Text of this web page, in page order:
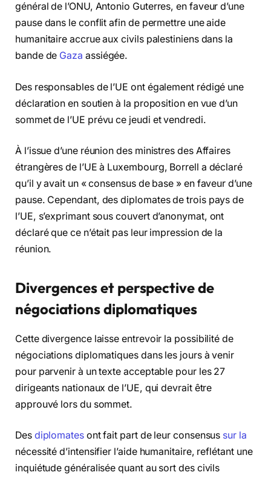
général de l’ONU, Antonio Guterres, en faveur d’une
pause dans le conflit afin de permettre une aide
humanitaire accrue aux civils palestiniens dans la
bande de Gaza assiégée.
Des responsables de l’UE ont également rédigé une
déclaration en soutien à la proposition en vue d’un
sommet de l’UE prévu ce jeudi et vendredi.
À l’issue d’une réunion des ministres des Affaires
étrangères de l’UE à Luxembourg, Borrell a déclaré
qu’il y avait un « consensus de base » en faveur d’une
pause. Cependant, des diplomates de trois pays de
l’UE, s’exprimant sous couvert d’anonymat, ont
déclaré que ce n’était pas leur impression de la
réunion.
Divergences et perspective de
négociations diplomatiques
Cette divergence laisse entrevoir la possibilité de
négociations diplomatiques dans les jours à venir
pour parvenir à un texte acceptable pour les 27
dirigeants nationaux de l’UE, qui devrait être
approuvé lors du sommet.
Des diplomatesont fait part de leur consensus sur la
nécessité d’intensifier l’aide humanitaire, reflétant une
inquiétude généralisée quant au sort des civils